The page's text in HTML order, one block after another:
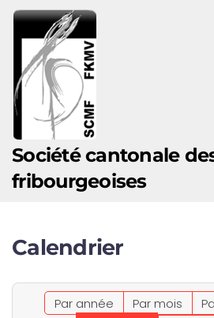
Accéder au contenu principal
Société cantonale
fribourgeoises
Calendrier
Par année Par mois